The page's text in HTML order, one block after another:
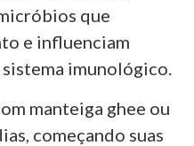
que
e influenciam
imunológico.
manteiga ghee ou
começando suas